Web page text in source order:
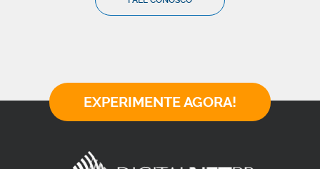
EXPERIMENTE AGORA!